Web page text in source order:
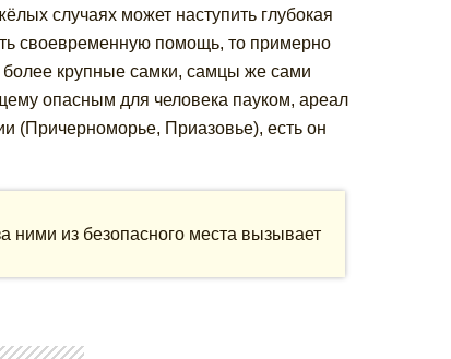
случаях может наступить глубокая
своевременную помощь, то примерно
более крупные самки, самцы же сами
опасным для человека пауком, ареал
(Причерноморье, Приазовье), есть он
ними из безопасного места вызывает